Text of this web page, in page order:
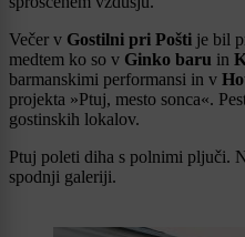
Večer v Gostilni pri Pošti je bil
medtem ko so v Ginko baru in
barmanskimi performansi in v
projekta »Ptuj, mesto sonca«.
gostinskih lokalov.
Ptuj poleti diha s polnimi pljuči.
spodnji galeriji.